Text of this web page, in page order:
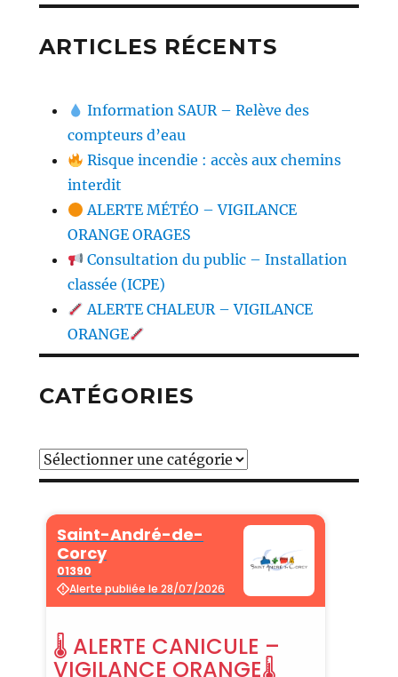
ARTICLES RÉCENTS
Information SAUR – Relève des
compteurs d’eau
Risque incendie : accès aux chemins
interdit
ALERTE MÉTÉO – VIGILANCE
ORANGE ORAGES
Consultation du public – Installation
classée (ICPE)
ALERTE CHALEUR – VIGILANCE
ORANGE
CATÉGORIES
Catégories